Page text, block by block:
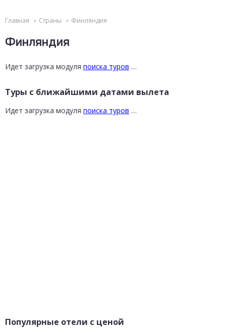
Главная Страны Финляндия
Финляндия
Идет загрузка модуля поиска туров …
Туры с ближайшими датами вылета
Идет загрузка модуля поиска туров …
Популярные отели с ценой